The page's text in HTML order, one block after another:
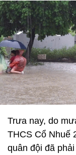
Trưa nay, do
THCS Cổ Nhuế
quân đội đã